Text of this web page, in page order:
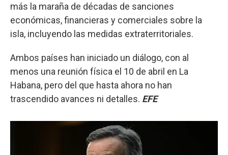
más la maraña de décadas de sanciones
económicas, financieras y comerciales sobre la
isla, incluyendo las medidas extraterritoriales.
Ambos países han iniciado un diálogo, con al
menos una reunión física el 10 de abril en La
Habana, pero del que hasta ahora no han
trascendido avances ni detalles. EFE